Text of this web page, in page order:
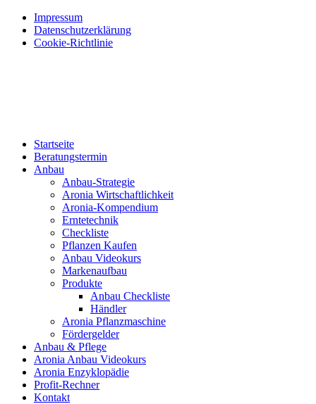
Impressum
Datenschutzerklärung
Cookie-Richtlinie
Startseite
Beratungstermin
Anbau
Anbau-Strategie
Aronia Wirtschaftlichkeit
Aronia-Kompendium
Erntetechnik
Checkliste
Pflanzen Kaufen
Anbau Videokurs
Markenaufbau
Produkte
Anbau Checkliste
Händler
Aronia Pflanzmaschine
Fördergelder
Anbau & Pflege
Aronia Anbau Videokurs
Aronia Enzyklopädie
Profit-Rechner
Kontakt